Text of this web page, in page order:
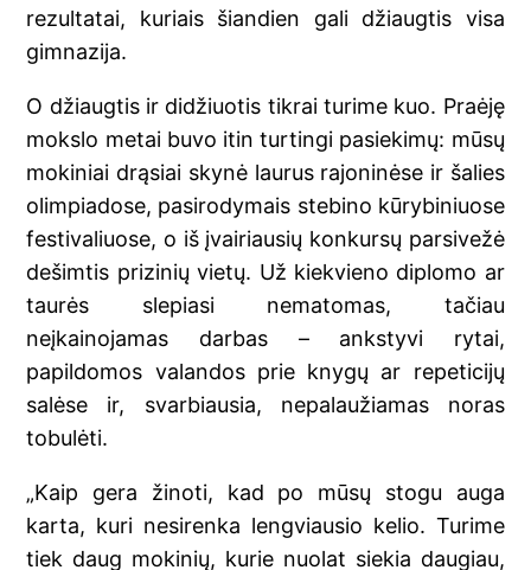
rezultatai, kuriais šiandien gali džiaugtis visa
gimnazija.
O džiaugtis ir didžiuotis tikrai turime kuo. Praėję
mokslo metai buvo itin turtingi pasiekimų: mūsų
mokiniai drąsiai skynė laurus rajoninėse ir šalies
olimpiadose, pasirodymais stebino kūrybiniuose
festivaliuose, o iš įvairiausių konkursų parsivežė
dešimtis prizinių vietų. Už kiekvieno diplomo ar
taurės slepiasi nematomas, tačiau
neįkainojamas darbas – ankstyvi rytai,
papildomos valandos prie knygų ar repeticijų
salėse ir, svarbiausia, nepalaužiamas noras
tobulėti.
„Kaip gera žinoti, kad po mūsų stogu auga
karta, kuri nesirenka lengviausio kelio. Turime
tiek daug mokinių, kurie nuolat siekia daugiau,